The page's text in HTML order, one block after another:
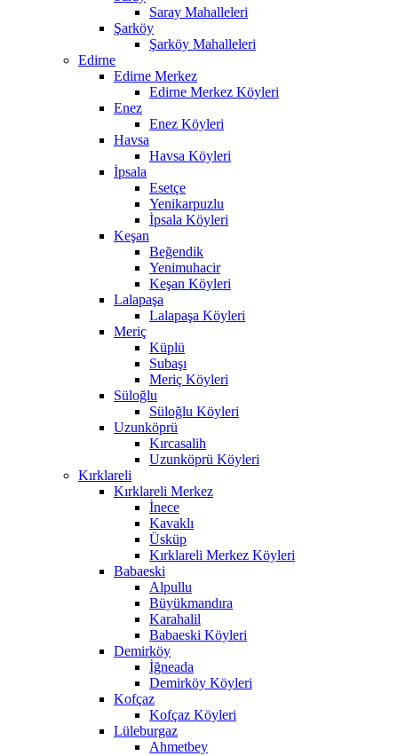
Saray Mahalleleri
Şarköy
Şarköy Mahalleleri
Edirne
Edirne Merkez
Edirne Merkez Köyleri
Enez
Enez Köyleri
Havsa
Havsa Köyleri
İpsala
Esetçe
Yenikarpuzlu
İpsala Köyleri
Keşan
Beğendik
Yenimuhacir
Keşan Köyleri
Lalapaşa
Lalapaşa Köyleri
Meriç
Küplü
Subaşı
Meriç Köyleri
Süloğlu
Süloğlu Köyleri
Uzunköprü
Kırcasalih
Uzunköprü Köyleri
Kırklareli
Kırklareli Merkez
İnece
Kavaklı
Üsküp
Kırklareli Merkez Köyleri
Babaeski
Alpullu
Büyükmandıra
Karahalil
Babaeski Köyleri
Demirköy
İğneada
Demirköy Köyleri
Kofçaz
Kofçaz Köyleri
Lüleburgaz
Ahmetbey